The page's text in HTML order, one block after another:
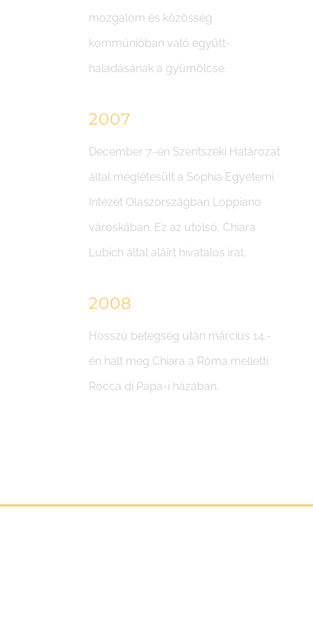
mozgalom és közösség
kommúnióban való együtt-
haladásának a gyümölcse.
2007
December 7-én Szentszéki Határozat
által meglétesült a Sophia Egyetemi
Intézet Olaszországban Loppiano
városkában. Ez az utolsó, Chiara
Lubich által aláírt hivatalos irat.
2008
Hosszú betegség után március 14.-
én halt meg Chiara a Róma melletti
Rocca di Papa-i házában.